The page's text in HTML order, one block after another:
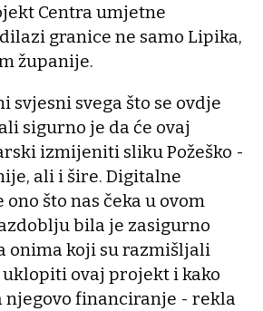
Centra umjetne
granice ne samo Lipika,
županije.
svjesni svega što se ovdje
sigurno je da će ovaj
izmijeniti sliku Požeško -
ali i šire. Digitalne
što nas čeka u ovom
bila je zasigurno
onima koji su razmišljali
ovaj projekt i kako
njegovo financiranje - rekla